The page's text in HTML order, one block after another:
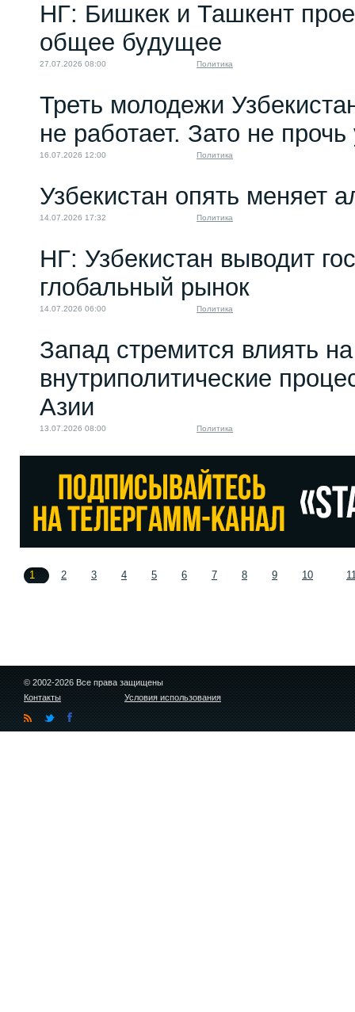
НГ: Бишкек и Ташкент
общее будущее
27.07.2026 08:00 Политика
Треть молодежи
не работает. Зато не
16.07.2026 12:00 Политика
Узбекистан опять меняет
14.07.2026 17:32 Политика
НГ: Узбекистан выводит
глобальный рынок
14.07.2026 06:00 Политика
Запад стремится влиять на
внутриполитические
Азии
13.07.2026 08:00 Политика
1 2 3 4 5 6 7 8 9 10
© 2002-2026 Все права защищены
Контакты
Условия использования